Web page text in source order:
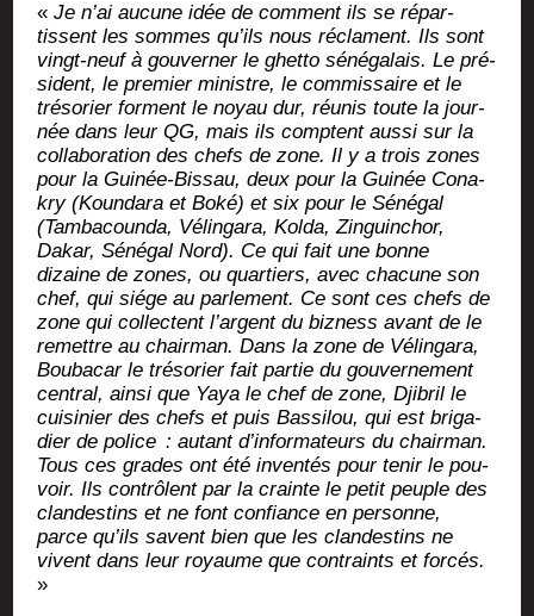
«Je n’ai aucune idée de com­ment ils se répar­
tissent les sommes qu’ils nous réclament. Ils sont
vingt-neuf à gou­ver­ner le ghet­to séné­ga­lais. Le pré­
sident, le pre­mier ministre, le com­mis­saire et le
tré­so­rier forment le noyau dur, réunis toute la jour­
née dans leur QG, mais ils comptent aus­si sur la
col­la­bo­ra­tion des chefs de zone. Il y a trois zones
pour la Gui­née-Bis­sau, deux pour la Gui­née Cona­
kry (Koun­da­ra et Boké) et six pour le Séné­gal
(Tam­ba­coun­da, Vélin­ga­ra, Kol­da, Zin­guin­chor,
Dakar, Séné­gal Nord). Ce qui fait une bonne
dizaine de zones, ou quar­tiers, avec cha­cune son
chef, qui siége au par­le­ment. Ce sont ces chefs de
zone qui col­lectent l’argent du biz­ness avant de le
remettre au chair­man. Dans la zone de Vélin­ga­ra,
Bou­ba­car le tré­so­rier fait par­tie du gou­ver­ne­ment
cen­tral, ain­si que Yaya le chef de zone, Dji­bril le
cui­si­nier des chefs et puis Bas­si­lou, qui est bri­ga­
dier de police : autant d’informateurs du chair­man.
Tous ces grades ont été inven­tés pour tenir le pou­
voir. Ils contrôlent par la crainte le petit peuple des
clan­des­tins et ne font confiance en per­sonne,
parce qu’ils savent bien que les clan­des­tins ne
vivent dans leur royaume que contraints et for­cés.
»